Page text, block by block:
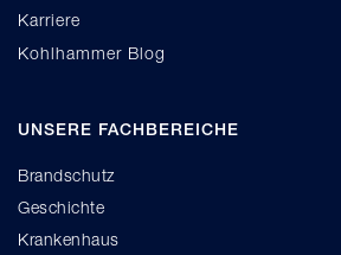
Karriere
Kohlhammer Blog
UNSERE FACHBEREICHE
Brandschutz
Geschichte
Krankenhaus